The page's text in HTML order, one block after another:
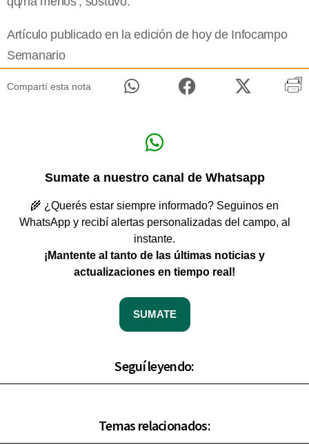
Artículo publicado en la edición de hoy de Infocampo
Semanario
Compartí esta nota
Sumate a nuestro canal de Whatsapp
🌾 ¿Querés estar siempre informado? Seguinos en
WhatsApp y recibí alertas personalizadas del campo, al
instante.
¡Mantente al tanto de las últimas noticias y
actualizaciones en tiempo real!
SUMATE
Seguí leyendo:
Temas relacionados: